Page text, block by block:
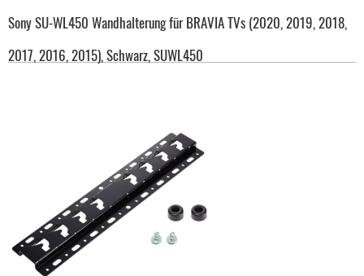
Sony SU-WL450 Wandhalterung für BRAVIA TVs (2020, 2019, 2018,
2017, 2016, 2015), Schwarz, SUWL450